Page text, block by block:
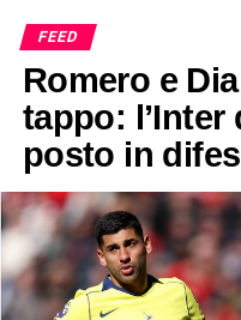
FEED
Romero e
tappo: l’Inter
posto in